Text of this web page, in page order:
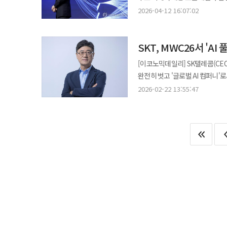
가능성이 크다. 가정용 로봇을
체계로 묶는 일도 과제다. 서비스 로봇이 일회성 판매에 머무르지 않고 유지보수와 구독, 데이터 사업으로 이어져야
수익성이 생긴다. 가정용 로봇
틈새제품에 그칠 수 있다. 업계 관계자는 “피지컬AI의 최종 승자는 가장 사람처럼 움직이는 로봇을 만든 기업이 아닐 수
있다”며 “실제 현장 데이터를 가
현대글로비스는 물류 자동화
차원의 활용도 역시 높아질 전망이다. 다만 완전 자회사 체제 전환은 재무적 부담도 동반한다. 보스
여전히 대규모 연구개발 투자가
1501억원을 기록했지만 순손실은 5284억원에 달한
연결 실적에 반영되고 있다. 다
자원을 투입할지가 시장의 관심
역할을 할 수 있느냐도 중요한
경쟁이 본격화되는 상황을 대비
중심으로 차세대 통신 인프라 방
모델 확보 등을 공동 추진할 예정이다. 일본 통신사들은 5G 이후 네트워크 가상화와 오픈랜(Open RAN) 분
개발을 이어오고 있으며 LG유플
추진할 계획이다. 양측은 AI 기
중심으로 협력 과제를 구체화할 계획이다. 오는 2030년 전후 상용화 예정인 6G 경쟁이 본
구조가 확대될 것으로 전망된다.
기반 네트워크 운영 기술과 서비스 모델 개발도 추진할
시작으로 KDDI 및 NTT 도코모
요미우리신문에 따르면 소프트
한다. 제조와 로보틱스 분야에서 축적된
소프트뱅크와 NEC는 AI 기반 모
적용하는 구조다. 개발과 활용을 분리해
참여하는 형태로 설계됐다. 일본
소액 주주로 참여해 투자 기반을 넓혔다. 해당 개발사는 일본 경제산업성이 추진하는 AI 지원 사업에
바탕으로 단기간 내 모델 구축에 속도를 낼 것으로 예상된다
전략으로 해석된다. 현재 대형
2026-04-12 16:07:02
SKT, MWC26서 'AI
[이코노믹데일리] SK텔레콤
완전히 벗고 '글로벌 AI 컴퍼니'
서비스까지 아우르는 'AI 풀스택' 전략
집대성해 보여주는 첫 글로벌 무대라는 점에서 의미가 크다.
울산에 유치한 국내 최대 규모
2026-02-22 13:55:47